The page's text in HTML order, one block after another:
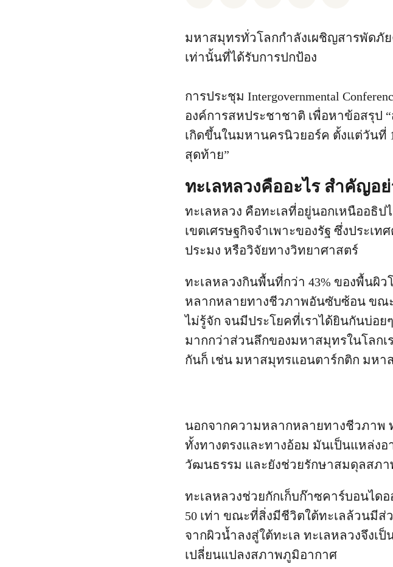
มหาสมุทรทั่วโลกกำลังเผชิญสารพัดภั
เท่านั้นที่ได้รับการปกป้อง
การประชุม Intergovernmental
องค์การสหประชาชาติ เพื่อหาข้อสรุป
เกิดขึ้นในมหานครนิวยอร์ค ตั้งแต่วันที่
สุดท้าย”
ทะเลหลวงคืออะไร สำคัญอย่
ทะเลหลวง คือทะเลที่อยู่นอกเหนืออธิป
เขตเศรษฐกิจจำเพาะของรัฐ ซึ่งประเ
ประมง หรือวิจัยทางวิทยาศาสตร์
ทะเลหลวงกินพื้นที่กว่า 43% ของพื้นผิ
หลากหลายทางชีวภาพอันซับซ้อน ขณะ
ไม่รู้จัก จนมีประโยคที่เราได้ยินกันบ่อย
มากกว่าส่วนลึกของมหาสมุทรในโลกเ
กันก็ เช่น มหาสมุทรแอนตาร์กติก มหา
นอกจากความหลากหลายทางชีวภาพ
ทั้งทางตรงและทางอ้อม มันเป็นแหล่ง
วัฒนธรรม และยังช่วยรักษาสมดุลสภา
ทะเลหลวงช่วยกักเก็บก๊าซคาร์บอนได
50 เท่า ขณะที่สิ่งมีชีวิตใต้ทะเลล้วนมี
จากผิวน้ำลงสู่ใต้ทะเล ทะเลหลวงจึง
เปลี่ยนแปลงสภาพภูมิอากาศ